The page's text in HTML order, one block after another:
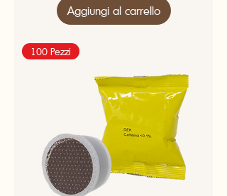
Aggiungi al carrello
100 Pezzi